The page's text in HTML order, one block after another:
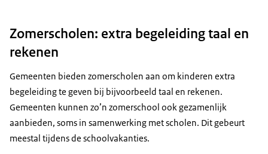
Zomerscholen: extra begeleiding taal en
rekenen
Gemeenten bieden zomerscholen aan om kinderen extra
begeleiding te geven bij bijvoorbeeld taal en rekenen.
Gemeenten kunnen zo’n zomerschool ook gezamenlijk
aanbieden, soms in samenwerking met scholen. Dit gebeurt
meestal tijdens de schoolvakanties.